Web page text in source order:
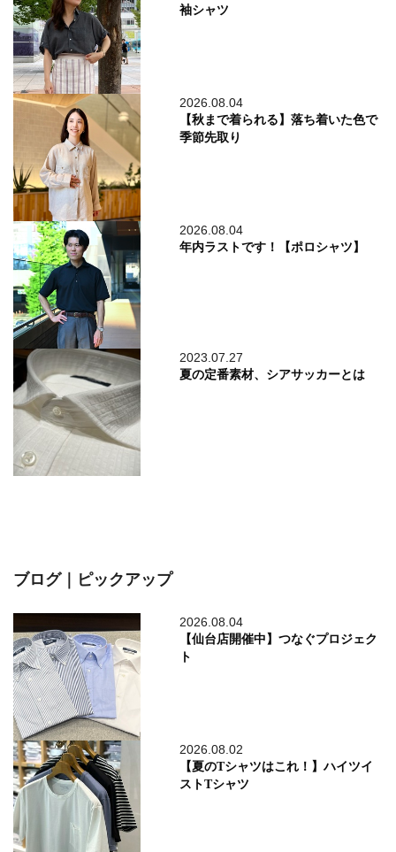
袖シャツ
2026.08.04
【秋まで着られる】落ち着いた色で
季節先取り
2026.08.04
年内ラストです！【ポロシャツ】
2023.07.27
夏の定番素材、シアサッカーとは
ブログ｜ピックアップ
2026.08.04
【仙台店開催中】つなぐプロジェク
ト
2026.08.02
【夏のTシャツはこれ！】ハイツイ
ストTシャツ